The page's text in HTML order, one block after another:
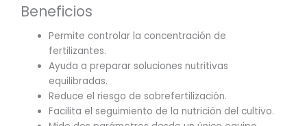
Beneficios
Permite controlar la concentración de
fertilizantes.
Ayuda a preparar soluciones nutritivas
equilibradas.
Reduce el riesgo de sobrefertilización.
Facilita el seguimiento de la nutrición del cultivo.